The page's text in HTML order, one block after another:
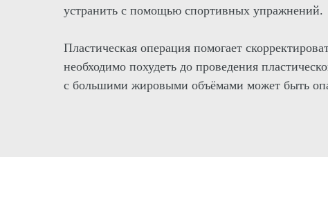
устранить с помощью спортивных упражнений.
Пластическая операция помогает
необходимо похудеть до проведения
с большими жировыми объёмами может быть